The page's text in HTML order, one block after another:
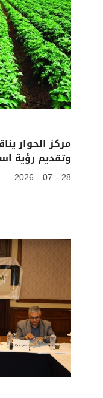
مركز الحوار
وتقديم رؤية
28 - 07 - 2026